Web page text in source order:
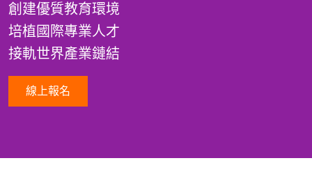
創建優質教育環境
培植國際專業人才
接軌世界產業鏈結
線上報名